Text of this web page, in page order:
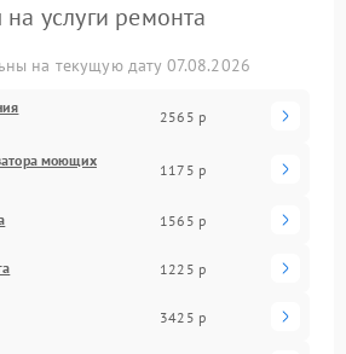
услуги ремонта
на текущую дату 07.08.2026
2565 р
моющих
1175 р
1565 р
1225 р
3425 р